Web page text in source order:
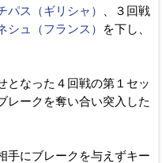
パス（ギリシャ）
、３回戦
シュ（フランス）
を下し、
となった４回戦の第１セッ
レークを奪い合い突入した
手にブレークを与えずキー